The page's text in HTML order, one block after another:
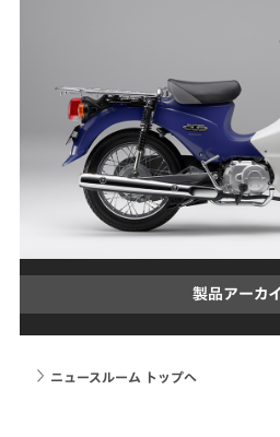
製品アーカ
ニュースルーム トップへ